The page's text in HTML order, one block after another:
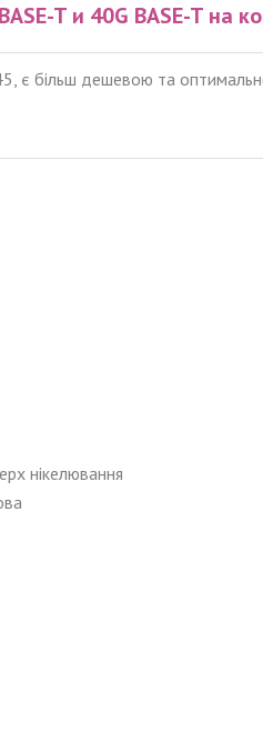
T и 40G BASE-T на
є більш дешевою та
нікелювання